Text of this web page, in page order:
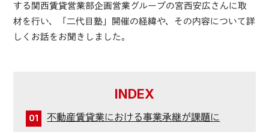
する関西賃貸営業部企画営業グループの宮西安広さんに取
材を行い、「二代目塾」開催の経緯や、その内容について詳
しくお話をお聞きしました。
INDEX
01 不動産賃貸業における事業承継が課題に